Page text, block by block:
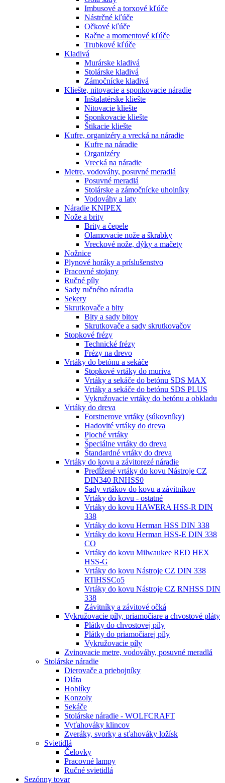
Imbusové a torxové kľúče
Nástrčné kľúče
Očkové kľúče
Račne a momentové kľúče
Trubkové kľúče
Kladivá
Murárske kladivá
Stolárske kladivá
Zámočnícke kladivá
Kliešte, nitovacie a sponkovacie náradie
Inštalatérske kliešte
Nitovacie kliešte
Sponkovacie kliešte
Štikacie kliešte
Kufre, organizéry a vrecká na náradie
Kufre na náradie
Organizéry
Vrecká na náradie
Metre, vodováhy, posuvné meradlá
Posuvné meradlá
Stolárske a zámočnícke uholníky
Vodováhy a laty
Náradie KNIPEX
Nože a brity
Brity a čepele
Olamovacie nože a škrabky
Vreckové nože, dýky a mačety
Nožnice
Plynové horáky a príslušenstvo
Pracovné stojany
Ručné píly
Sady ručného náradia
Sekery
Skrutkovače a bity
Bity a sady bitov
Skrutkovače a sady skrutkovačov
Stopkové frézy
Technické frézy
Frézy na drevo
Vrtáky do betónu a sekáče
Stopkové vrtáky do muriva
Vrtáky a sekáče do betónu SDS MAX
Vrtáky a sekáče do betónu SDS PLUS
Vykružovacie vrtáky do betónu a obkladu
Vrtáky do dreva
Forstnerove vrtáky (súkovníky)
Hadovité vrtáky do dreva
Ploché vrtáky
Špeciálne vrtáky do dreva
Štandardné vrtáky do dreva
Vrtáky do kovu a závitorezé náradie
Predĺžené vrtáky do kovu Nástroje CZ
DIN340 RNHSS0
Sady vrtákov do kovu a závitníkov
Vrtáky do kovu - ostatné
Vrtáky do kovu HAWERA HSS-R DIN
338
Vrtáky do kovu Herman HSS DIN 338
Vrtáky do kovu Herman HSS-E DIN 338
CO
Vrtáky do kovu Milwaukee RED HEX
HSS-G
Vrtáky do kovu Nástroje CZ DIN 338
RTiHSSCo5
Vrtáky do kovu Nástroje CZ RNHSS DIN
338
Závitníky a závitové očká
Vykružovacie píly, priamočiare a chvostové pláty
Plátky do chvostovej píly
Plátky do priamočiarej píly
Vykružovacie píly
Zvinovacie metre, vodováhy, posuvné meradlá
Stolárske náradie
Dierovače a priebojníky
Dláta
Hoblíky
Konzoly
Sekáče
Stolárske náradie - WOLFCRAFT
Vyťahováky klincov
Zveráky, svorky a sťahováky ložísk
Svietidlá
Čelovky
Pracovné lampy
Ručné svietidlá
Sezónny tovar